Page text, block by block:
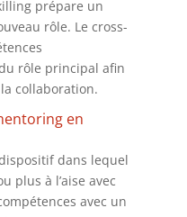
prépare un
rôle. Le cross-
rôle principal afin
collaboration.
en
dans lequel
plus à l’aise avec
avec un